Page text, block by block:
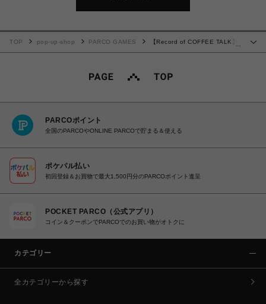
…
TOP pop-up-shop PARCO GAMES
【Record of COFFEE TALK】
PARCOポイント
全国のPARCOやONLINE PARCOで貯まる＆使える
ポケパル払い
初回登録＆お買物で最大1,500円分のPARCOポイント進呈
POCKET PARCO（公式アプリ）
コイン＆クーポンでPARCOでのお買い物がオトクに
カテゴリー
全カテゴリーから探す